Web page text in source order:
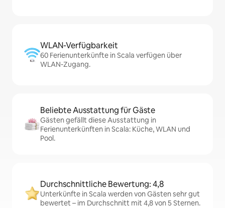
WLAN-Verfügbarkeit
60 Ferienunterkünfte in Scala verfügen über
WLAN-Zugang.
Beliebte Ausstattung für Gäste
Gästen gefällt diese Ausstattung in
Ferienunterkünften in Scala: Küche, WLAN und
Pool.
Durchschnittliche Bewertung: 4,8
Unterkünfte in Scala werden von Gästen sehr gut
bewertet – im Durchschnitt mit 4,8 von 5 Sternen.